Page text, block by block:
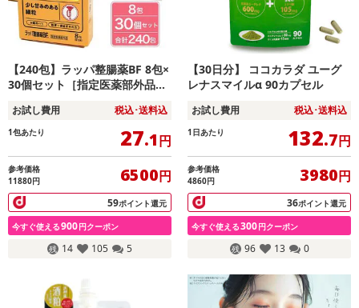
【240包】ラッパ整腸薬BF 8包×
30個セット［指定医薬部外品］
お試し費用 税込･送料込
1包あたり 27.1円
参考価格
11880円
6500円
59ポイント還元
今すぐ使える900円クーポン
14 105 5
【30日分】 ココカラダ ユーグ
レナスマイルα 90カプセル
お試し費用 税込･送料込
1日あたり 132.7円
参考価格
4860円
3980円
36ポイント還元
今すぐ使える300円クーポン
96 13 0